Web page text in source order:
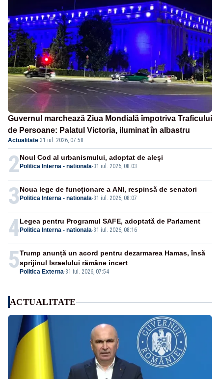
Guvernul marchează Ziua Mondială împotriva Traficului
de Persoane: Palatul Victoria, iluminat în albastru
Actualitate·31 iul. 2026, 07:58
2 Politica Interna - nationala-31 iul. 2026, 08:03
Noul Cod al urbanismului, adoptat de aleși
3 Politica Interna - nationala-31 iul. 2026, 08:07
Noua lege de funcționare a ANI, respinsă de senatori
4 Politica Interna - nationala-31 iul. 2026, 08:16
Legea pentru Programul SAFE, adoptată de Parlament
5 Politica Externa-31 iul. 2026, 07:54
Trump anunță un acord pentru dezarmarea Hamas, însă
sprijinul Israelului rămâne incert
ACTUALITATE